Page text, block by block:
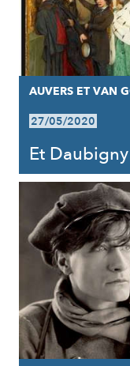
AUVERS ET VAN
27/05/2020
Et